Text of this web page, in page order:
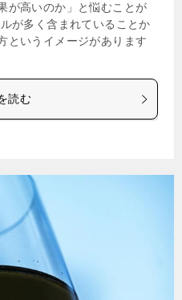
が高いのか」と悩むことが
が多く含まれていることか
というイメージがあります
読む